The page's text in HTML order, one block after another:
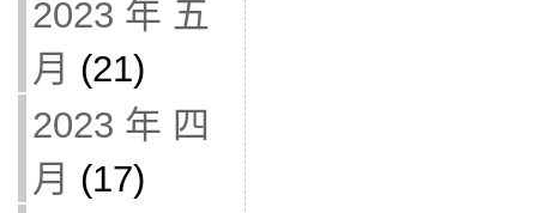
2023 年 五
月 (21)
2023 年 四
月 (17)